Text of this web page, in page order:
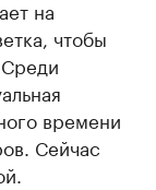
на
чтобы
времени
Сейчас